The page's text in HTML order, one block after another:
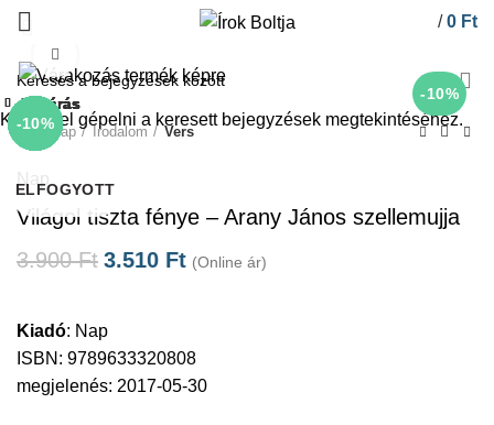
/ 0 Ft
-10%
Kezdőlap Irodalom Vers
Nap
Világol tiszta fénye – Arany János szellemujja
3.900Ft 3.510 Ft (Online ár)
Kiadó: Nap
ISBN: 9789633320808
megjelenés: 2017-05-30
-10%
Bezárás
-10%
Bezárás
-10%
Bezárás
-10%
Bezárás
-10%
Bezárás
-10%
ELFOGYOTT
Bezárás
-10%
Bezárás
-10%
Bezárás
Kezdje el gépelni a keresett bejegyzések megtekintéséhez.